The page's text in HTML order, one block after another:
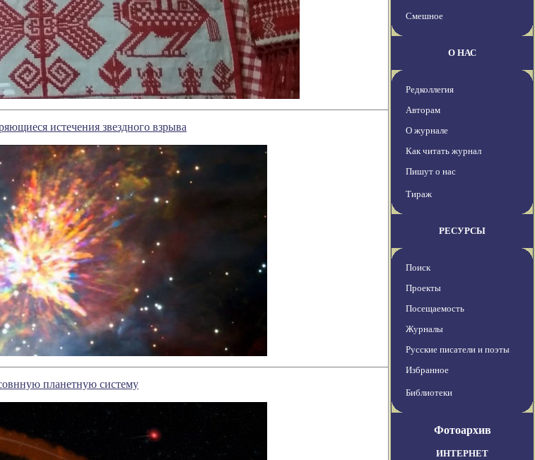
истечения звездного взрыва
планетную систему
Смешное
О НАС
Редколлегия
Авторам
О журнале
Как читать журнал
Пишут о нас
Тираж
РЕСУРСЫ
Поиск
Проекты
Посещаемость
Журналы
Русские писатели и поэты
Избранное
Библиотеки
Фотоархив
ИНТЕРНЕТ